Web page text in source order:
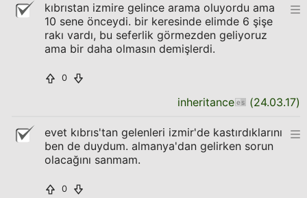
kıbrıstan izmire gelince arama oluyordu ama
10 sene önceydi. bir keresinde elimde 6 şişe
rakı vardı, bu seferlik görmezden geliyoruz
ama bir daha olmasın demişlerdi.
0
inheritance (24.03.17)
evet kıbrıs'tan gelenleri izmir'de kastırdıklarını
ben de duydum. almanya'dan gelirken sorun
olacağını sanmam.
0